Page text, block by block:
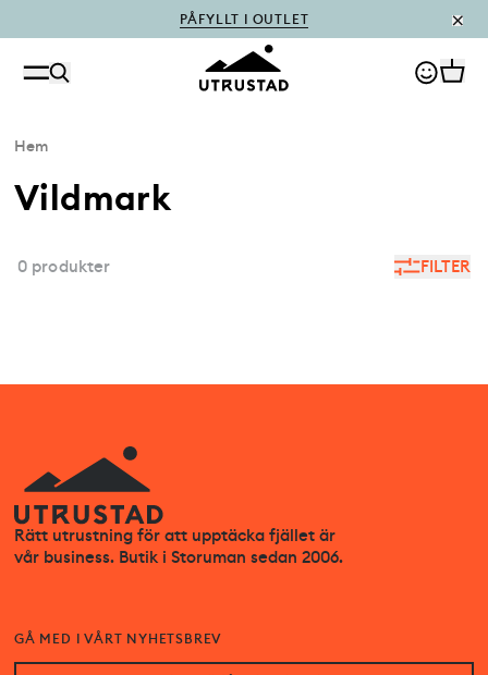
PÅFYLLT I OUTLET
Hem
Vildmark
FILTER
0 produkter
Rätt utrustning för att upptäcka fjället är
vår business. Butik i Storuman sedan 2006.
GÅ MED I VÅRT NYHETSBREV